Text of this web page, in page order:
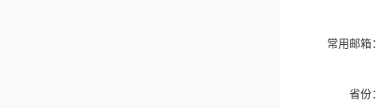
常用邮箱：
省份：